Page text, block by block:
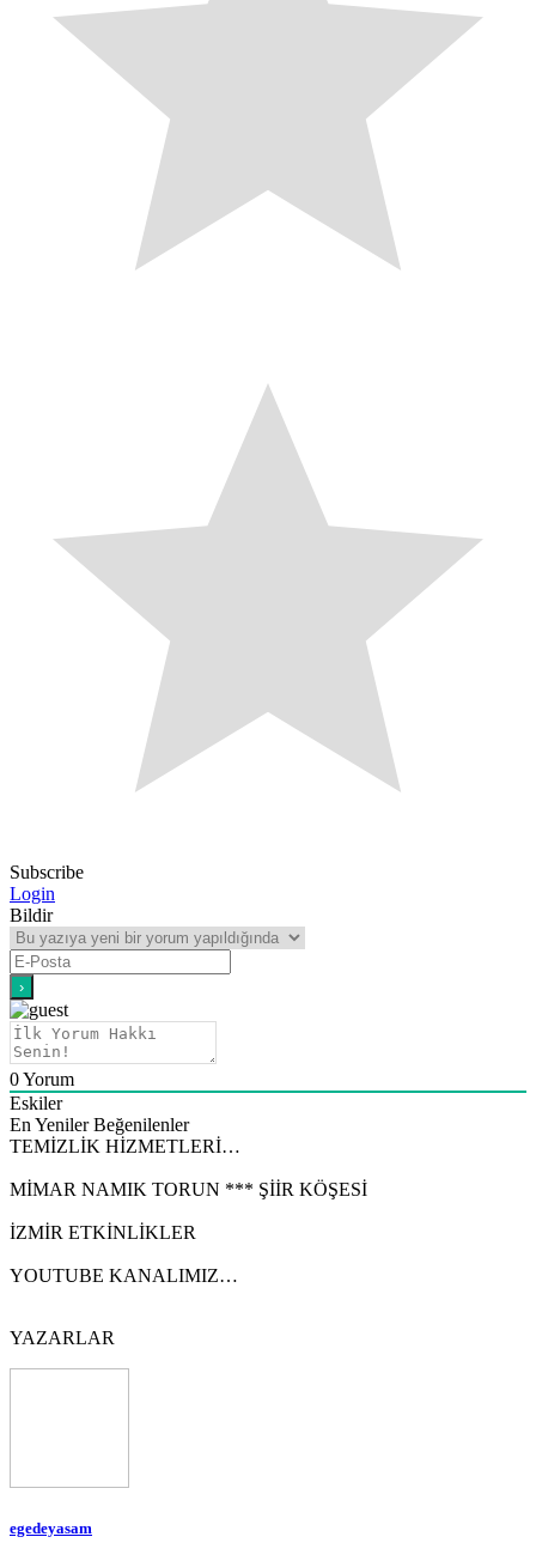
Subscribe
Login
Bildir
0Yorum
Eskiler
En Yeniler Beğenilenler
TEMİZLİK HİZMETLERİ…
MİMAR NAMIK TORUN *** ŞİİR KÖŞESİ
İZMİR ETKİNLİKLER
YOUTUBE KANALIMIZ…
YAZARLAR
egedeyasam